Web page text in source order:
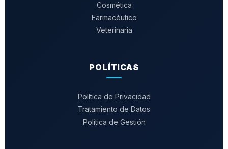
Cosmética
Farmacéutico
Veterinaria
POLÍTICAS
Política de Privacidad
Tratamiento de Datos
Política de Gestión